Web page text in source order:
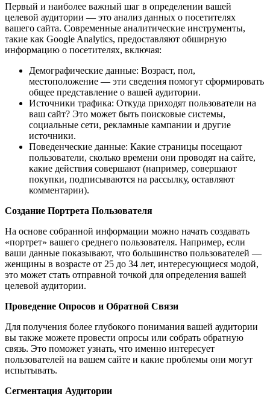
Первый и наиболее важный шаг в определении вашей
целевой аудитории — это анализ данных о посетителях
вашего сайта. Современные аналитические инструменты,
такие как Google Analytics, предоставляют обширную
информацию о посетителях, включая:
Демографические данные: Возраст, пол,
местоположение — эти сведения помогут сформировать
общее представление о вашей аудитории.
Источники трафика: Откуда приходят пользователи на
ваш сайт? Это может быть поисковые системы,
социальные сети, рекламные кампании и другие
источники.
Поведенческие данные: Какие страницы посещают
пользователи, сколько времени они проводят на сайте,
какие действия совершают (например, совершают
покупки, подписываются на рассылку, оставляют
комментарии).
Создание Портрета Пользователя
На основе собранной информации можно начать создавать
«портрет» вашего среднего пользователя. Например, если
ваши данные показывают, что большинство пользователей —
женщины в возрасте от 25 до 34 лет, интересующиеся модой,
это может стать отправной точкой для определения вашей
целевой аудитории.
Проведение Опросов и Обратной Связи
Для получения более глубокого понимания вашей аудитории
вы также можете провести опросы или собрать обратную
связь. Это поможет узнать, что именно интересует
пользователей на вашем сайте и какие проблемы они могут
испытывать.
Сегментация Аудитории